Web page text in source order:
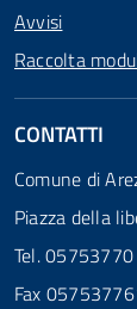
Avvisi
Raccolta
CONTATTI
Comune di
Piazza della
Tel. 05753770
Fax